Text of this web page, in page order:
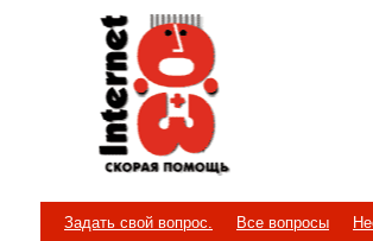
Internet
Скорая помощь
Задать свой вопрос. Все вопросы